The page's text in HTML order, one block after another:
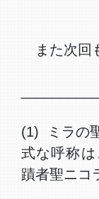
また次回
(1) ミラの
式な呼称
蹟者聖ニコ